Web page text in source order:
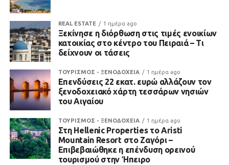
REAL ESTATE 1 ημέρα ago
Ξεκίνησε η διόρθωση στις τιμές ενοικίων
κατοικίας στο κέντρο του Πειραιά – Τι
δείχνουν οι τάσεις
ΤΟΥΡΙΣΜΟΣ - ΞΕΝΟΔΟΧΕΙΑ 1 ημέρα ago
Επενδύσεις 22 εκατ. ευρώ αλλάζουν τον
ξενοδοχειακό χάρτη τεσσάρων νησιών
του Αιγαίου
ΤΟΥΡΙΣΜΟΣ - ΞΕΝΟΔΟΧΕΙΑ 1 ημέρα ago
Στη Hellenic Properties το Aristi
Mountain Resort στο Ζαγόρι –
Επιβεβαιώθηκε η επένδυση ορεινού
τουρισμού στην Ήπειρο